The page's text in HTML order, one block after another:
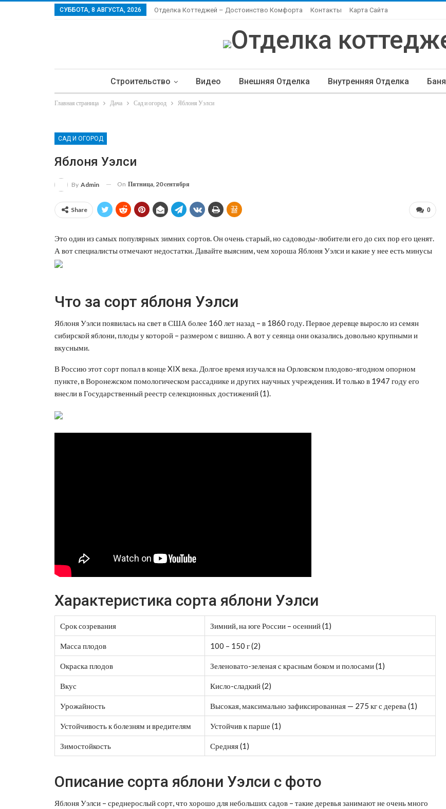
СУББОТА, 8 АВГУСТА, 2026 Отделка Коттеджей – Достоинство Комфорта Контакты Карта Сайта
Строительство Видео Внешняя Отделка Внутренняя Отделка Баня
Главная страница Дача Сад и огород Яблоня Уэлси
САД И ОГОРОД
Яблоня Уэлси
By Admin On Пятница, 20 сентября
0
Share
Это один из самых популярных зимних сортов. Он очень старый, но садоводы-любители его до сих пор его ценят.
А вот специалисты отмечают недостатки. Давайте выясним, чем хороша Яблоня Уэлси и какие у нее есть минусы
Что за сорт яблоня Уэлси
Яблоня Уэлси появилась на свет в США более 160 лет назад – в 1860 году. Первое деревце выросло из семян
сибирской яблони, плоды у которой – размером с вишню. А вот у сеянца они оказались довольно крупными и
вкусными.
В Россию этот сорт попал в конце XIX века. Долгое время изучался на Орловском плодово-ягодном опорном
пункте, в Воронежском помологическом рассаднике и других научных учреждения. И только в 1947 году его
внесли в Государственный реестр селекционных достижений (1).
Характеристика сорта яблони Уэлси
Срок созревания Зимний, на юге России – осенний (1)
Масса плодов 100 – 150 г (2)
Окраска плодов Зеленовато-зеленая с красным боком и полосами (1)
Вкус Кисло-сладкий (2)
Урожайность Высокая, максимально зафиксированная — 275 кг с дерева (1)
Устойчивость к болезням и вредителям Устойчив к парше (1)
Зимостойкость Средняя (1)
Описание сорта яблони Уэлси с фото
Яблоня Уэлси – среднерослый сорт, что хорошо для небольших садов – такие деревья занимают не очень много